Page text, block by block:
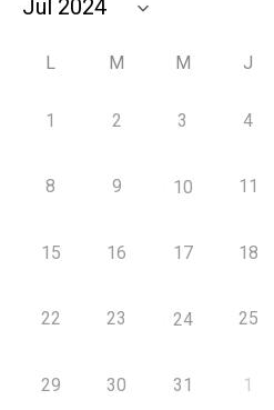
L M M J
1 2 3 4
8 9 10 11
15 16 17 18
22 23 24 25
29 30 31 1